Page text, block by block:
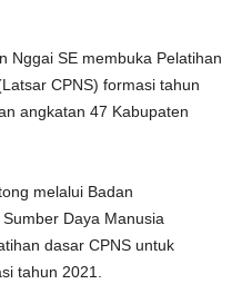
Nggai SE membuka Pelatihan
CPNS) formasi tahun
angkatan 47 Kabupaten
melalui Badan
Daya Manusia
dasar CPNS untuk
tahun 2021.